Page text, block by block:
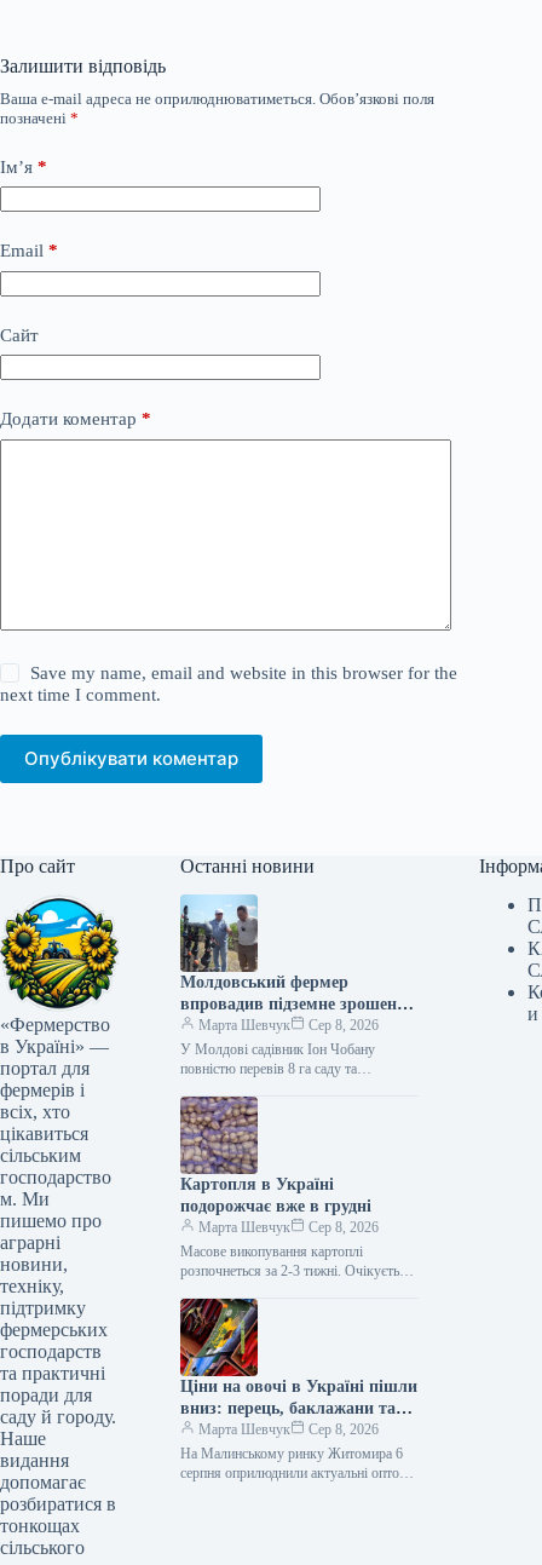
Залишити відповідь
Ваша e-mail адреса не оприлюднюватиметься. Обов’язкові поля
позначені *
Ім’я *
Email *
Сайт
Додати коментар *
Save my name, email and website in this browser for the
next time I comment.
Опублікувати коментар
Про сайт
«Фермерство
в Україні» —
портал для
фермерів і
всіх, хто
цікавиться
сільським
господарство
м. Ми
пишемо про
аграрні
новини,
техніку,
підтримку
фермерських
господарств
та практичні
поради для
саду й городу.
Наше
видання
допомагає
розбиратися в
тонкощах
сільського
Останні новини
Молдовський фермер
впровадив підземне зрошення
на 8 гектарах саду та
винограднику
Марта Шевчук
Сер 8, 2026
У Молдові садівник Іон Чобану
повністю перевів 8 га саду та
зрошення, закопавши крапельну
стрічку на…
Картопля в Україні
подорожчає вже в грудні
Марта Шевчук
Сер 8, 2026
Масове викопування картоплі
розпочнеться за 2-3 тижні. Очікується,
знизяться, а вже з грудня почнуть…
Ціни на овочі в Україні пішли
вниз: перець, баклажани та
томати стали дешевшими
Марта Шевчук
Сер 8, 2026
На Малинському ринку Житомира 6
серпня оприлюднили актуальні оптові
и